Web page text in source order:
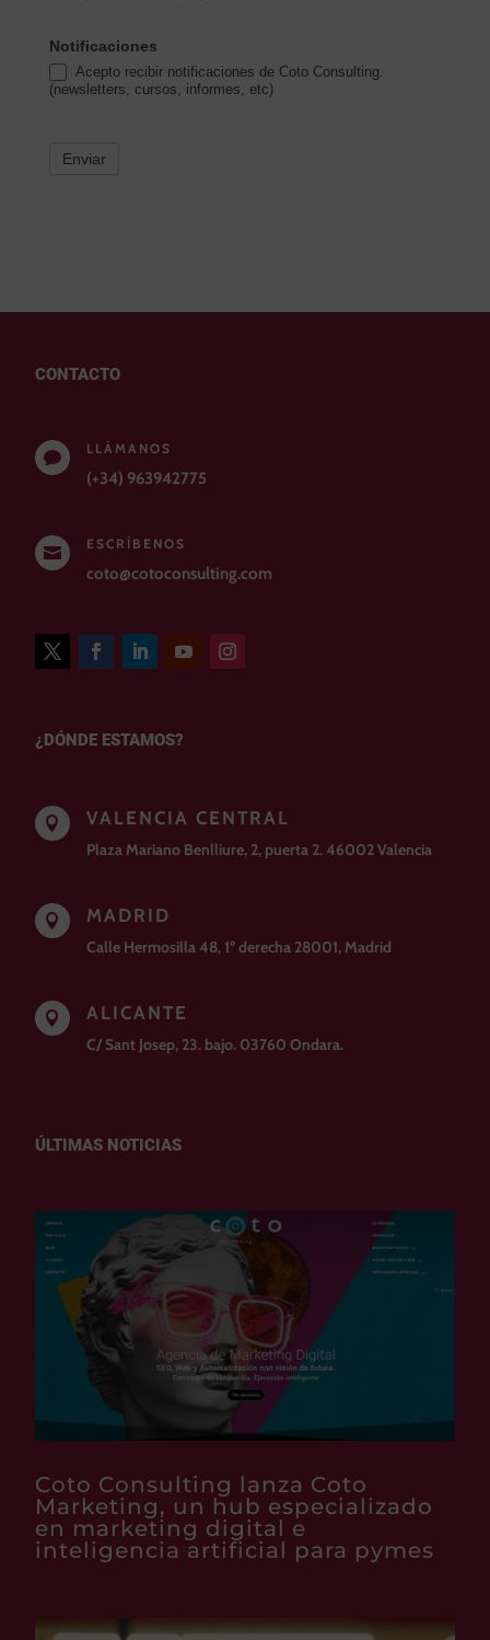
Notificaciones
Acepto recibir notificaciones de Coto Consulting.
(newsletters, cursos, informes, etc)
Enviar
CONTACTO

LLÁMANOS
(+34) 963942775

ESCRÍBENOS
coto@cotoconsulting.com
¿DÓNDE ESTAMOS?
 VALENCIA CENTRAL
Plaza Mariano Benlliure, 2, puerta 2. 46002 Valencia
 MADRID
Calle Hermosilla 48, 1º derecha 28001, Madrid
 ALICANTE
C/ Sant Josep, 23. bajo. 03760 Ondara.
ÚLTIMAS NOTICIAS
Coto Consulting lanza Coto
Marketing, un hub especializado
en marketing digital e
inteligencia artificial para pymes